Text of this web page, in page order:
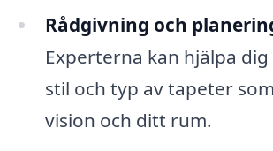
Rådgivning och
Experterna kan hjälpa
stil och typ av tapeter
vision och ditt rum.